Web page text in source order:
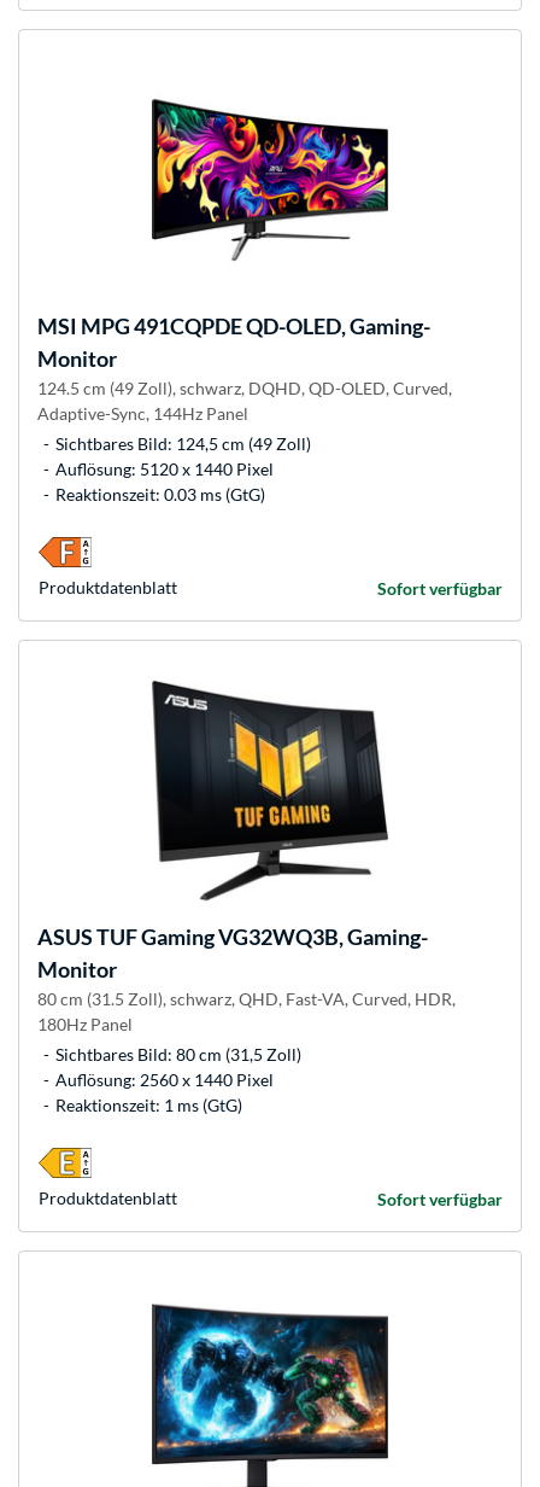
MSI MPG 491CQPDE QD-OLED, Gaming-
Monitor
124.5 cm (49 Zoll), schwarz, DQHD, QD-OLED, Curved,
Adaptive-Sync, 144Hz Panel
Sichtbares Bild: 124,5 cm (49 Zoll)
Auflösung: 5120 x 1440 Pixel
Reaktionszeit: 0.03 ms (GtG)
Sofort verfügbar
Produkt­datenblatt
ASUSTUF Gaming VG32WQ3B, Gaming-
Monitor
80 cm (31.5 Zoll), schwarz, QHD, Fast-VA, Curved, HDR,
180Hz Panel
Sichtbares Bild: 80 cm (31,5 Zoll)
Auflösung: 2560 x 1440 Pixel
Reaktionszeit: 1 ms (GtG)
Sofort verfügbar
Produkt­datenblatt